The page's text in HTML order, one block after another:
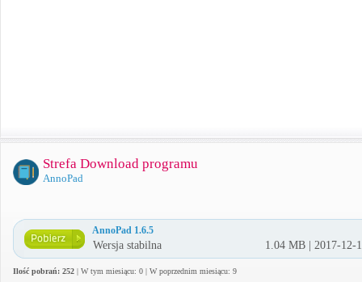
Strefa Download programu
AnnoPad
AnnoPad 1.6.5
Wersja stabilna 1.04 MB | 2017-12-
Ilość pobrań: 252 | W tym miesiącu: 0 | W poprzednim miesiącu: 9